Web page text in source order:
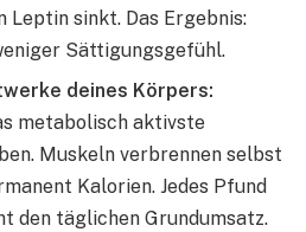
Leptin sinkt. Das Ergebnis:
Sättigungsgefühl.
deines Körpers:
metabolisch aktivste
Muskeln verbrennen selbst
Kalorien. Jedes Pfund
den täglichen Grundumsatz.